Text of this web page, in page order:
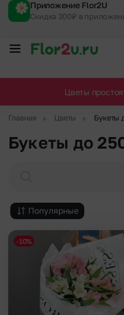
Приложение Flor2U
Скидка 300₽ в
Цветы
Главная Цветы Букеты
Букеты до
Популярные
-10%